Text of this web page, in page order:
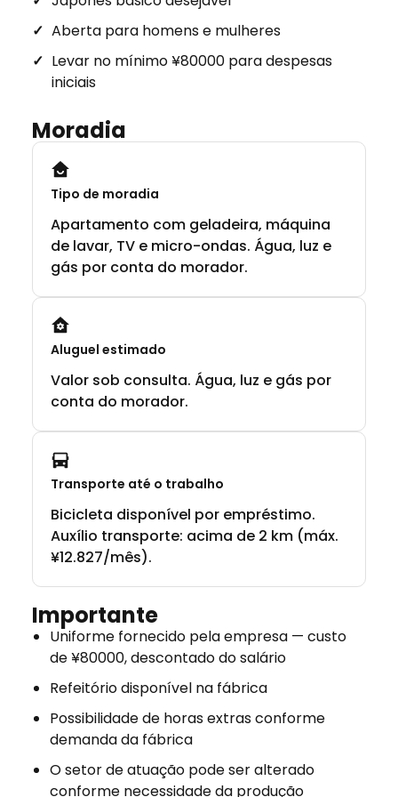
Aberta para homens e mulheres
Levar no mínimo ¥80000 para despesas
iniciais
Moradia
Tipo de moradia
Apartamento com geladeira, máquina
de lavar, TV e micro-ondas. Água, luz e
gás por conta do morador.
Aluguel estimado
Valor sob consulta. Água, luz e gás por
conta do morador.
Transporte até o trabalho
Bicicleta disponível por empréstimo.
Auxílio transporte: acima de 2 km (máx.
¥12.827/mês).
Importante
Uniforme fornecido pela empresa — custo
de ¥80000, descontado do salário
Refeitório disponível na fábrica
Possibilidade de horas extras conforme
demanda da fábrica
O setor de atuação pode ser alterado
conforme necessidade da produção